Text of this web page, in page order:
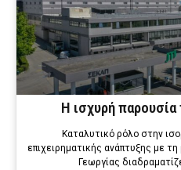
Η ισχυρή
Καταλυτικό ρόλο στην
επιχειρηματικής ανάπτυξης με
Γεωργίας